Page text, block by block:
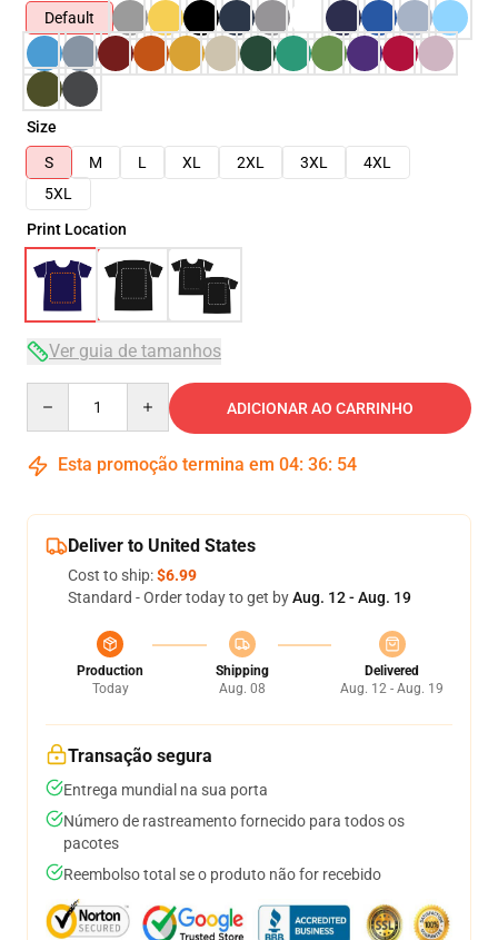
Default
Size
S
M L XL 2XL 3XL
4XL
5XL
Print Location
Ver guia de tamanhos
ADICIONAR AO CARRINHO
Esta promoção termina em 04: 36: 54
Deliver to United States
Cost to ship:$6.99
Standard - Order today to get byAug. 12 - Aug. 19
Production
Today
Shipping
Aug. 08
Delivered
Aug. 12 - Aug. 19
Transação segura
Entrega mundial na sua porta
Número de rastreamento fornecido para todos os
pacotes
Reembolso total se o produto não for recebido